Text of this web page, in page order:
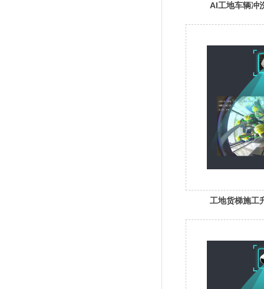
AI工地车辆冲
工地货梯施工